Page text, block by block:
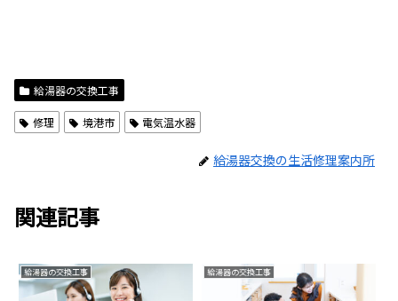
給湯器の交換工事
修理 境港市 電気温水器
給湯器交換の生活修理案内所
関連記事
給湯器の交換工事 給湯器の交換工事